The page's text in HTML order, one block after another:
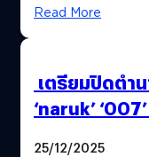
Read More
เตรียมปิดตำน
‘naruk’
25/12/2025